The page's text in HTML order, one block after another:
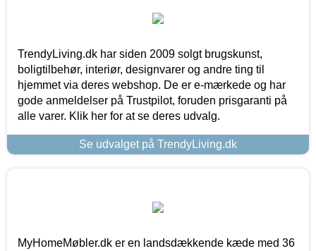
TrendyLiving.dk har siden 2009 solgt brugskunst,
boligtilbehør, interiør, designvarer og andre ting til
hjemmet via deres webshop. De er e-mærkede og har
gode anmeldelser på Trustpilot, foruden prisgaranti på
alle varer. Klik her for at se deres udvalg.
Se udvalget på TrendyLiving.dk
MyHomeMøbler.dk er en landsdækkende kæde med 36